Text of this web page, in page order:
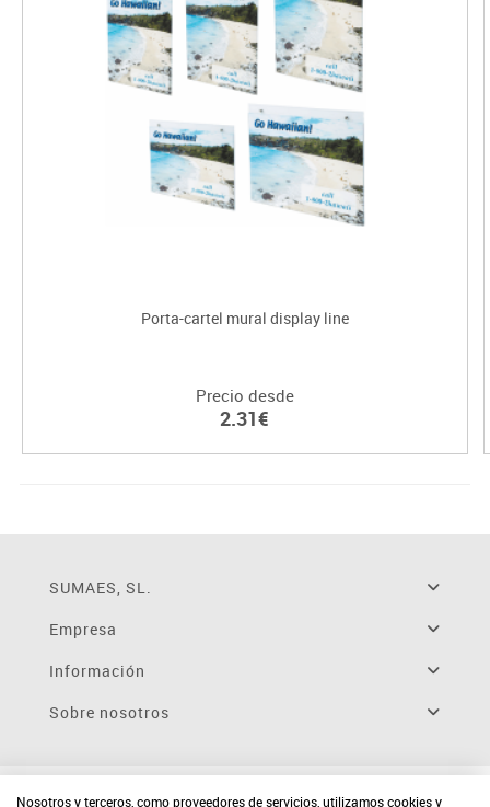
Porta-cartel mural display line
Precio desde
2.31€
SUMAES, SL.
Empresa
Información
Sobre nosotros
Nosotros y terceros, como proveedores de servicios, utilizamos cookies y